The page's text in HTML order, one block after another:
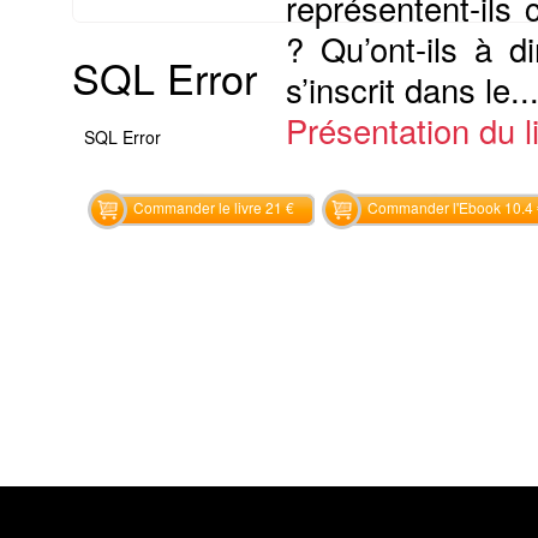
? Qu’ont-ils à
s’inscrit dans le...
Présentation du
Commander le livre 21 € Commander l'Ebook 10.4
SQL Error
SQL Error